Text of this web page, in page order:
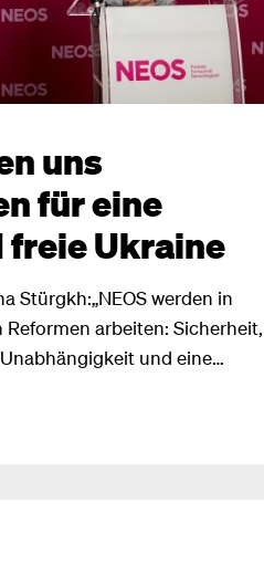
uns
für eine
freie Ukraine
Stürgkh:„NEOS werden in
arbeiten: Sicherheit,
und eine